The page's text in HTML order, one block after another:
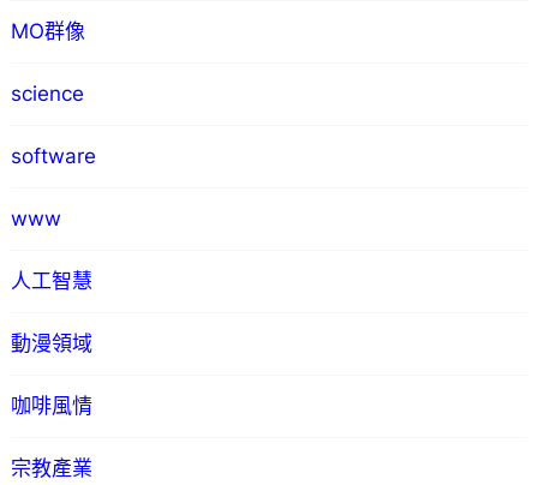
MO群像
science
software
www
人工智慧
動漫領域
咖啡風情
宗教產業